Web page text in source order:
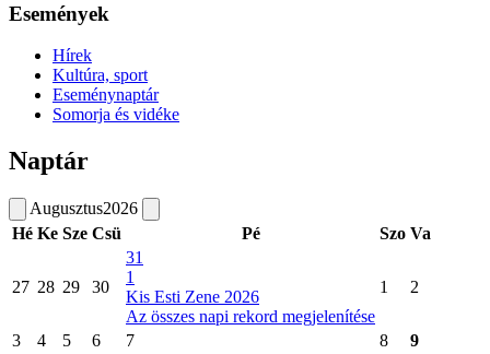
Események
Hírek
Kultúra, sport
Eseménynaptár
Somorja és vidéke
Naptár
Augusztus2026
Hé Ke Sze Csü Pé Szo Va
27 28 29 30
31
1
Kis Esti Zene 2026
Az összes napi rekord megjelenítése
1 2
3 4 5 6 7 8 9